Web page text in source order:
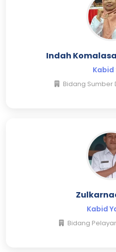
Indah
Kabid
Bidang Sumber
Kabid
Bidang